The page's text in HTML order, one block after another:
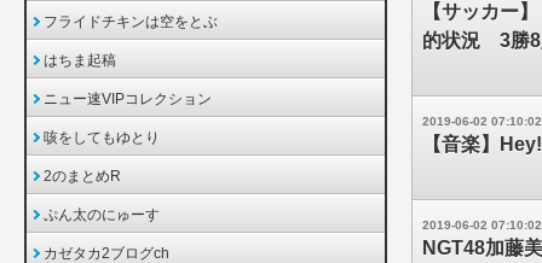
【サッカー
的状況 3勝
2019-06-02 07:10:02
【音楽】
2019-06-02 07:10:02
NGT48加藤
フライドチキンは空をとぶ
はちま起稿
ニュー速VIPコレクション
咳をしてもゆとり
2のまとめR
ぷん太のにゅーす
カゼタカ2ブログch